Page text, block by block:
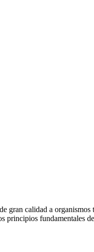
gran calidad a
principios fundamentales